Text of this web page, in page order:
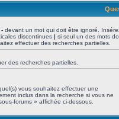
- devant un mot qui doit être ignoré.
discontinues | si seul un des mots
effectuer des recherches partielles.
des recherches partielles.
vous souhaitez effectuer une
inclus dans la recherche si vous ne
forums » affichée ci-dessous.